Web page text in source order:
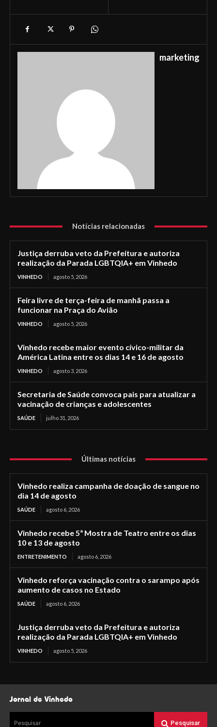
marketing
Notícias relacionadas
Justiça derruba veto da Prefeitura e autoriza
realização da Parada LGBTQIA+ em Vinhedo
VINHEDO agosto 5, 2026
Feira livre de terça-feira de manhã passa a
funcionar na Praça do Avião
VINHEDO agosto 5, 2026
Vinhedo recebe maior evento cívico-militar da
América Latina entre os dias 14 e 16 de agosto
VINHEDO agosto 3, 2026
Secretaria de Saúde convoca pais para atualizar a
vacinação de crianças e adolescentes
SAÚDE julho 31, 2026
Últimas notícias
Vinhedo realiza campanha de doação de sangue no
dia 14 de agosto
SAÚDE agosto 6, 2026
Vinhedo recebe 5ª Mostra de Teatro entre os dias
10 e 13 de agosto
ENTRETENIMENTO agosto 6, 2026
Vinhedo reforça vacinação contra o sarampo após
aumento de casos no Estado
SAÚDE agosto 6, 2026
Justiça derruba veto da Prefeitura e autoriza
realização da Parada LGBTQIA+ em Vinhedo
VINHEDO agosto 5, 2026
Jornal de Vinhedo
Pesquisar Pesquisar